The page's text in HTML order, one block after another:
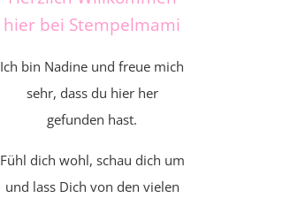
hier bei Stempelmami
Ich bin Nadine und freue mich
sehr, dass du hier her
gefunden hast.
Fühl dich wohl, schau dich um
und lass Dich von den vielen